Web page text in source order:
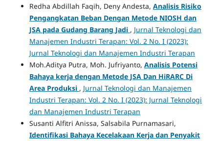
Redha Abdillah Faqih, Deny Andesta, Analisis Risiko
Pengangkatan Beban Dengan Metode NIOSH dan
JSA pada Gudang Barang Jadi , Jurnal Teknologi dan
Manajemen Industri Terapan: Vol. 2 No. I (2023):
Jurnal Teknologi dan Manajemen Industri Terapan
Moh.Aditya Putra, Moh. Jufriyanto, Analisis Potensi
Bahaya kerja dengan Metode JSA Dan HiRARC Di
Area Produksi , Jurnal Teknologi dan Manajemen
Industri Terapan: Vol. 2 No. I (2023): Jurnal Teknologi
dan Manajemen Industri Terapan
Susanti Alfitri Anissa, Salsabila Purnamasari,
Identifikasi Bahaya Kecelakaan Kerja dan Penyakit